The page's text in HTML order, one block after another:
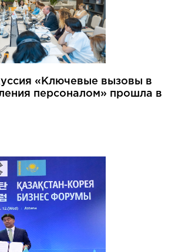
«Ключевые вызовы в
персоналом» прошла в